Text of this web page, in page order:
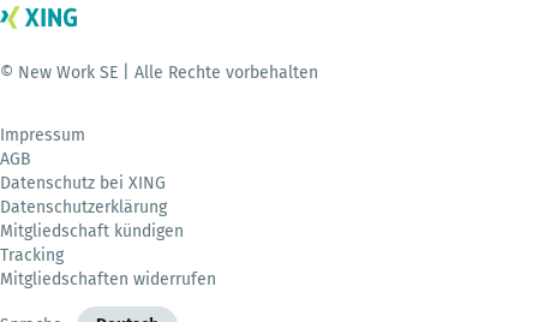
© New Work SE | Alle Rechte vorbehalten
Impressum
AGB
Datenschutz bei XING
Datenschutzerklärung
Mitgliedschaft kündigen
Tracking
Mitgliedschaften widerrufen